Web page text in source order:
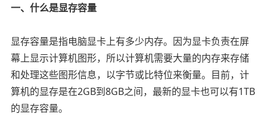
一、什么是显存容量
显存容量是指电脑显卡上有多少内存。因为显卡负责在屏
幕上显示计算机图形，所以计算机需要大量的内存来存储
和处理这些图形信息，以字节或比特位来衡量。目前，计
算机的显存是在2GB到8GB之间，最新的显卡也可以有1TB
的显存容量。